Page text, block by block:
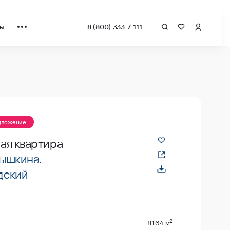
8 (800) 333-7-111
квартира
81.64 м2